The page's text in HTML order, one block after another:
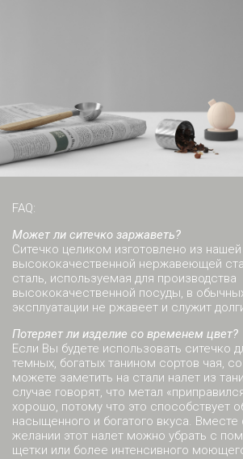
FAQ:
Может ли ситечко заржаветь?
Ситечко целиком изготовлено из
высококачественной нержавеющей
сталь, используемая для производства
высококачественной посуды, в
эксплуатации не ржавеет и служит
Потеряет ли изделие со временем цвет?
Если Вы будете использовать ситечко
темных, богатых танином сортов чая,
можете заметить на стали налет из
случае говорят, что метал
хорошо, потому что это способствует
насыщенного и богатого вкуса. Вместе
желании этот налет можно убрать с
щетки или более интенсивного